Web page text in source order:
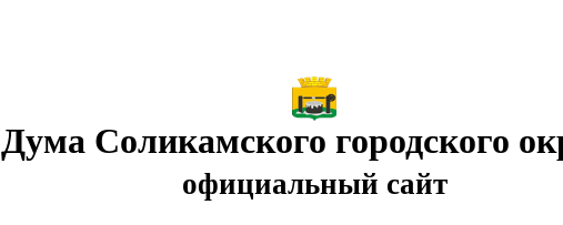
Дума Соликамского городского
официальный сайт